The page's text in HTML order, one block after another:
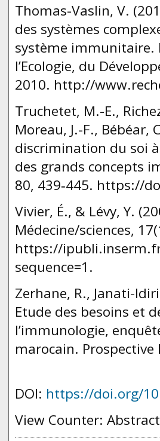
Thomas-Vaslin, V.
des systèmes
système immunitaire.
l’Ecologie, du
2010. http://
Truchetet, M.-E.,
Moreau, J.-F., Bébéar,
discrimination du soi
des grands concepts
80, 439‑445. https://
Vivier, É., & Lévy, Y.
Médecine/sciences,
https://
sequence=1.
Zerhane, R., Janati-
Etude des besoins et
l’immunologie,
marocain. Prospective
DOI: https://doi.org/
View Counter: